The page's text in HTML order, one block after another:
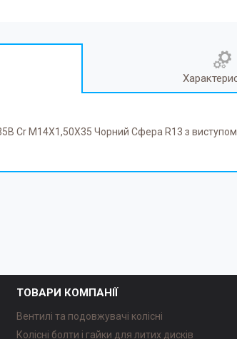
Cr M14X1,50X35 Чорний Сфера R13 з
ТОВАРИ КОМПАНІЇ
Вентилі та подовжувачі колісні
Колісні болти і гайки для литих дисків